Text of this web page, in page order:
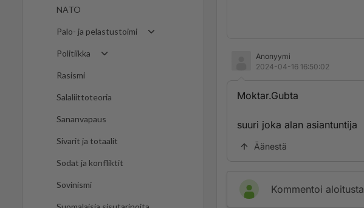
NATO
Palo- ja pelastustoimi
Politiikka
Rasismi
Salaliittoteoria
Sananvapaus
Sivarit ja totaalit
Sodat ja konfliktit
Sovinismi
Anonyymi
2024-04-16 16:50:02
Moktar.Gubta
suuri joka alan asiantuntija
Äänestä
Kommentoi